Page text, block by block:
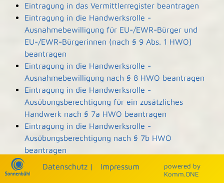
Eintragung in das Vermittlerregister beantragen
Eintragung in die Handwerksrolle -
Ausnahmebewilligung für EU-/EWR-Bürger und
EU-/EWR-Bürgerinnen (nach § 9 Abs. 1 HWO)
beantragen
Eintragung in die Handwerksrolle -
Ausnahmebewilligung nach § 8 HWO beantragen
Eintragung in die Handwerksrolle -
Ausübungsberechtigung für ein zusätzliches
Handwerk nach § 7a HWO beantragen
Eintragung in die Handwerksrolle -
Ausübungsberechtigung nach § 7b HWO
beantragen
Eintragung und Einsicht in die Denkmalliste
beantragen
powered by
Komm.ONE
Datenschutz | Impressum